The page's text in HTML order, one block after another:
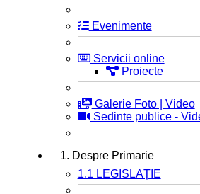
Evenimente
Servicii online
Proiecte
Galerie Foto | Video
Sedinte publice -
1. Despre Primarie
1.1 LEGISLAȚIE